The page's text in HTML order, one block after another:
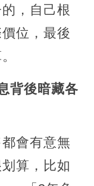
，自己根
位，最後
背後暗藏各
會有意無
算，比如